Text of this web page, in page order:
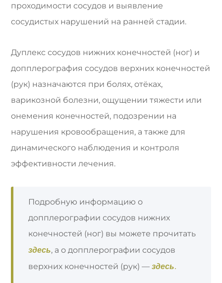
проходимости сосудов и выявление
сосудистых нарушений на ранней стадии.
Дуплекс сосудов нижних конечностей (ног) и
допплерография сосудов верхних конечностей
(рук) назначаются при болях, отёках,
варикозной болезни, ощущении тяжести или
онемения конечностей, подозрении на
нарушения кровообращения, а также для
динамического наблюдения и контроля
эффективности лечения.
Подробную информацию о
допплерографии сосудов нижних
конечностей (ног) вы можете прочитать
здесь, а о допплерографии сосудов
верхних конечностей (рук) — здесь.